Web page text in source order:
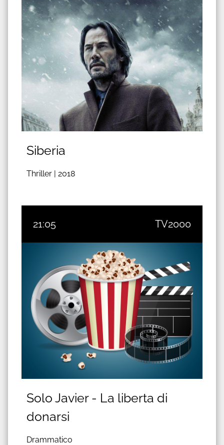
Siberia
Thriller | 2018
21:05 TV2000
Solo Javier - La liberta di
donarsi
Drammatico